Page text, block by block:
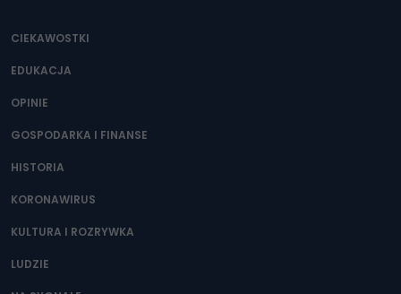
CIEKAWOSTKI
EDUKACJA
OPINIE
GOSPODARKA I FINANSE
HISTORIA
KORONAWIRUS
KULTURA I ROZRYWKA
LUDZIE